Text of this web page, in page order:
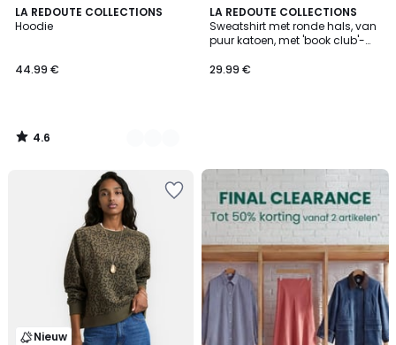
LA REDOUTE COLLECTIONS
Hoodie
44.99 €
4.6
/ 5
2
Kleuren
4.6
/
LA REDOUTE COLLECTIONS
Sweatshirt met ronde hals, van
puur katoen, met 'book club'-
29.99 €
Nieuw
FINAL
CLEARANCE